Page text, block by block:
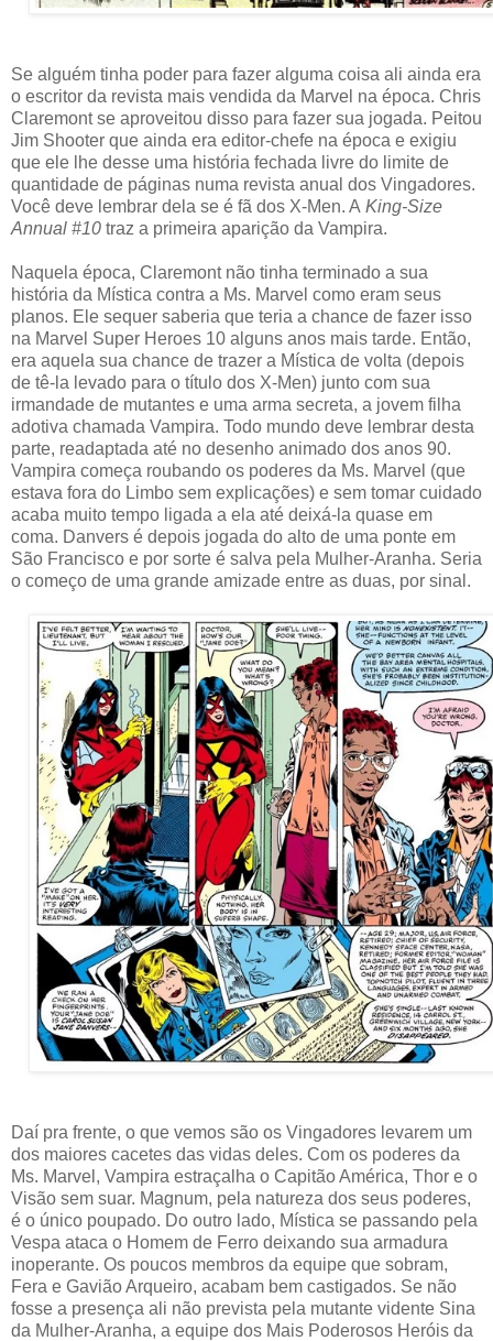
Se alguém tinha poder para fazer alguma coisa ali ainda era
o escritor da revista mais vendida da Marvel na época. Chris
Claremont se aproveitou disso para fazer sua jogada. Peitou
Jim Shooter que ainda era editor-chefe na época e exigiu
que ele lhe desse uma história fechada livre do limite de
quantidade de páginas numa revista anual dos Vingadores.
Você deve lembrar dela se é fã dos X-Men. A King-Size
Annual #10 traz a primeira aparição da Vampira.
Naquela época, Claremont não tinha terminado a sua
história da Mística contra a Ms. Marvel como eram seus
planos. Ele sequer saberia que teria a chance de fazer isso
na Marvel Super Heroes 10 alguns anos mais tarde. Então,
era aquela sua chance de trazer a Mística de volta (depois
de tê-la levado para o título dos X-Men) junto com sua
irmandade de mutantes e uma arma secreta, a jovem filha
adotiva chamada Vampira. Todo mundo deve lembrar desta
parte, readaptada até no desenho animado dos anos 90.
Vampira começa roubando os poderes da Ms. Marvel (que
estava fora do Limbo sem explicações) e sem tomar cuidado
acaba muito tempo ligada a ela até deixá-la quase em
coma. Danvers é depois jogada do alto de uma ponte em
São Francisco e por sorte é salva pela Mulher-Aranha. Seria
o começo de uma grande amizade entre as duas, por sinal.
Daí pra frente, o que vemos são os Vingadores levarem um
dos maiores cacetes das vidas deles. Com os poderes da
Ms. Marvel, Vampira estraçalha o Capitão América, Thor e o
Visão sem suar. Magnum, pela natureza dos seus poderes,
é o único poupado. Do outro lado, Mística se passando pela
Vespa ataca o Homem de Ferro deixando sua armadura
inoperante. Os poucos membros da equipe que sobram,
Fera e Gavião Arqueiro, acabam bem castigados. Se não
fosse a presença ali não prevista pela mutante vidente Sina
da Mulher-Aranha, a equipe dos Mais Poderosos Heróis da